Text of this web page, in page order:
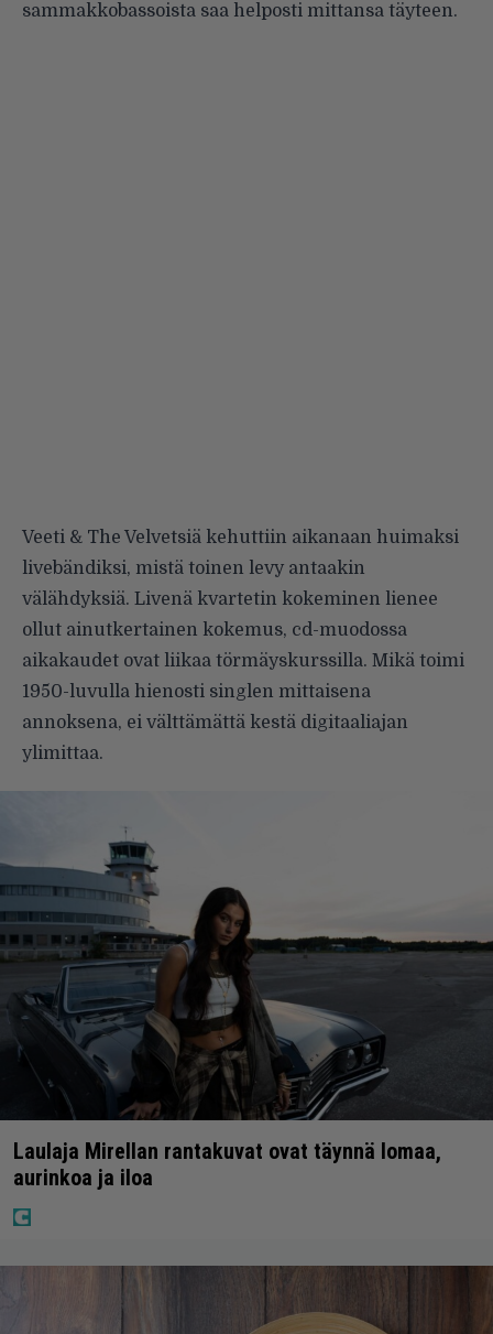
sammakkobassoista saa helposti mittansa täyteen.
Veeti & The Velvetsiä kehuttiin aikanaan huimaksi
livebändiksi, mistä toinen levy antaakin
välähdyksiä. Livenä kvartetin kokeminen lienee
ollut ainutkertainen kokemus, cd-muodossa
aikakaudet ovat liikaa törmäyskurssilla. Mikä toimi
1950-luvulla hienosti singlen mittaisena
annoksena, ei välttämättä kestä digitaaliajan
ylimittaa.
Laulaja Mirellan rantakuvat ovat täynnä lomaa,
aurinkoa ja iloa